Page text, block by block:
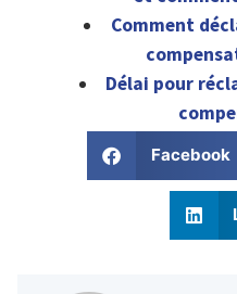
Comment
Délai pour
Facebook